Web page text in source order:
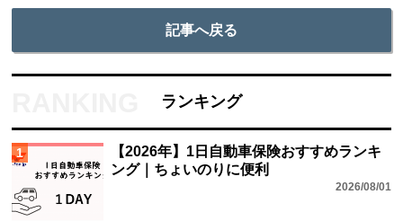
記事へ戻る
ランキング
1
【2026年】1日自動車保険おすすめランキ
ング｜ちょいのりに便利
2026/08/01